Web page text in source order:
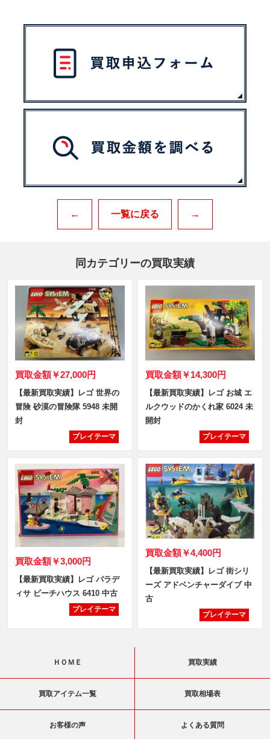
← 一覧に戻る →
同カテゴリーの買取実績
買取金額￥27,000円
【最新買取実績】レゴ 世界の
冒険 砂漠の冒険隊 5948 未開
封
プレイテーマ
買取金額￥14,300円
【最新買取実績】レゴ お城 エ
ルクウッドのかくれ家 6024 未
開封
プレイテーマ
買取金額￥3,000円
【最新買取実績】レゴ パラデ
ィサ ビーチハウス 6410 中古
プレイテーマ
買取金額￥4,400円
【最新買取実績】レゴ 街シリ
ーズ アドベンチャーダイブ 中
古
プレイテーマ
ＨＯＭＥ 買取実績
買取アイテム一覧 買取相場表
お客様の声 よくある質問